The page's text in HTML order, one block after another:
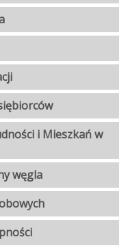
i Mieszkań w
węgla